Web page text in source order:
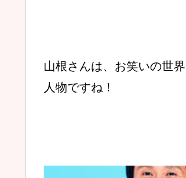
山根さんは、お笑いの世
人物ですね！